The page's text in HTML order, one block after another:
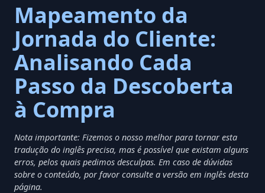
Mapeamento da
Jornada do Cliente:
Analisando Cada
Passo da Descoberta
à Compra
Nota importante: Fizemos o nosso melhor para tornar esta
tradução do inglês precisa, mas é possível que existam alguns
erros, pelos quais pedimos desculpas. Em caso de dúvidas
sobre o conteúdo, por favor consulte a versão em inglês desta
página.